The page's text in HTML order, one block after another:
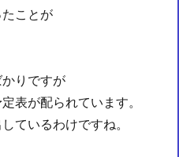
ことが
りですが
表が配られています。
ているわけですね。